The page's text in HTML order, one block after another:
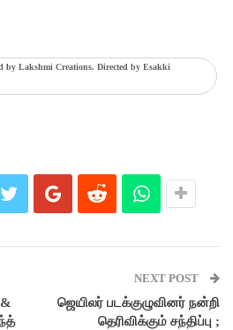
Lakshmi Creations. Directed by Esakki
NEXT POST
ஜெயிலர் படக்குழுவினர் நன்றி
தெரிவிக்கும் சந்திப்பு ;